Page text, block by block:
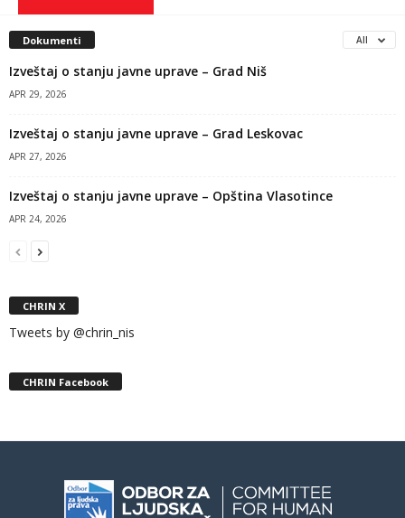
Dokumenti All
Izveštaj o stanju javne uprave – Grad Niš
APR 29, 2026
Izveštaj o stanju javne uprave – Grad Leskovac
APR 27, 2026
Izveštaj o stanju javne uprave – Opština Vlasotince
APR 24, 2026
CHRIN X
Tweets by @chrin_nis
CHRIN Facebook